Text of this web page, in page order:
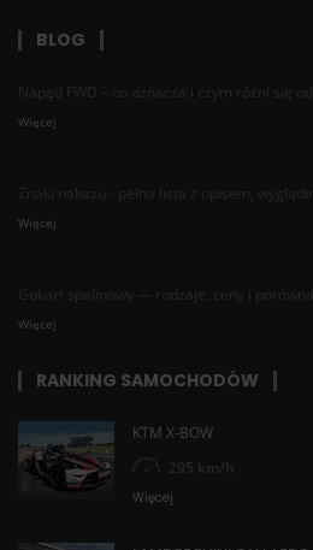
BLOG
Napęd FWD – co oznacza i czym różni się
Więcej
Znaki nakazu - pełna lista z opisem,
Więcej
Gokart spalinowy — rodzaje, ceny i
Więcej
RANKING SAMOCHODÓW
KTM X-BOW
295 km/h
Więcej